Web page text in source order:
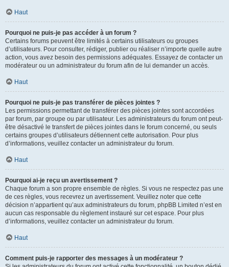
Haut
Pourquoi ne puis-je pas accéder à un forum ?
Certains forums peuvent être limités à certains utilisateurs ou groupes
d’utilisateurs. Pour consulter, rédiger, publier ou réaliser n’importe quelle autre
action, vous avez besoin des permissions adéquates. Essayez de contacter un
modérateur ou un administrateur du forum afin de lui demander un accès.
Haut
Pourquoi ne puis-je pas transférer de pièces jointes ?
Les permissions permettant de transférer des pièces jointes sont accordées
par forum, par groupe ou par utilisateur. Les administrateurs du forum ont peut-
être désactivé le transfert de pièces jointes dans le forum concerné, ou seuls
certains groupes d’utilisateurs détiennent cette autorisation. Pour plus
d’informations, veuillez contacter un administrateur du forum.
Haut
Pourquoi ai-je reçu un avertissement ?
Chaque forum a son propre ensemble de règles. Si vous ne respectez pas une
de ces règles, vous recevrez un avertissement. Veuillez noter que cette
décision n’appartient qu’aux administrateurs du forum, phpBB Limited n’est en
aucun cas responsable du règlement instauré sur cet espace. Pour plus
d’informations, veuillez contacter un administrateur du forum.
Haut
Comment puis-je rapporter des messages à un modérateur ?